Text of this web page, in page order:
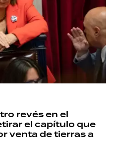
revés en el
el capítulo que
venta de tierras a